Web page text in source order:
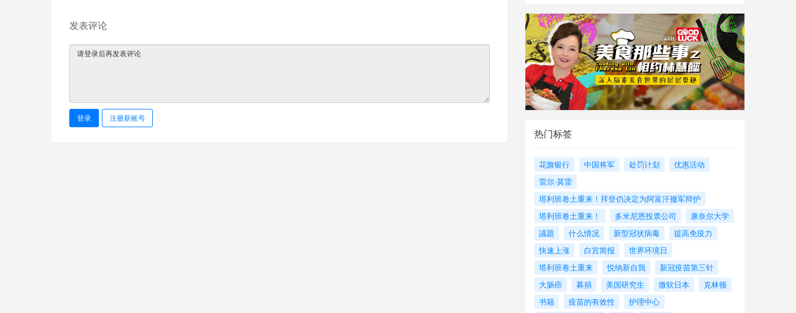
发表评论
登录 注册新账号
热门标签
花旗银行 中国将军 处罚计划
优惠活动
雷尔·莫雷
塔利班卷土重来！拜登仍决定为阿富汗撤军辩护
塔利班卷土重来！
多米尼恩投票公司
康奈尔大学
議題
什么情况 新型冠状病毒
提高免疫力
快速上涨
白宫简报
世界环境日
塔利班卷土重来
悦纳新自我
新冠疫苗第三针
大肠癌
募捐 美国研究生 微软日本
克林顿
书籍
疫苗的有效性
护理中心